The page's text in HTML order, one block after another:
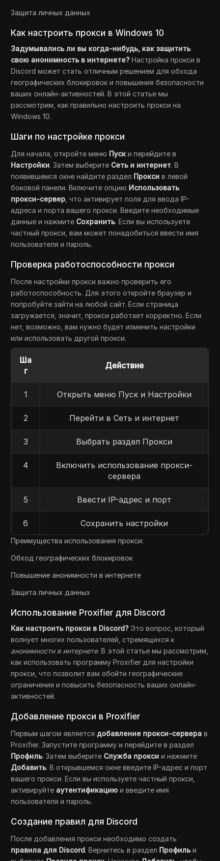
Защита личных данных
Как настроить прокси в Windows 10
Задумывались ли вы когда-нибудь, как защитить
свою анонимность в интернете? Настройка прокси в
Discord может стать отличным решением для обхода
географических блокировок и повышения безопасности
ваших онлайн-активностей. В этой статье мы
рассмотрим, как правильно настроить прокси на
Windows 10.
Шаги по настройке прокси
Для начала, откройте меню Пуски перейдите в
Настройки. Затем выберите Сеть и интернет. В
появившемся окне найдите раздел Прокси в левой
боковой панели. Включите опцию Использовать
прокси-сервер , что активирует поля для ввода IP-
адреса и порта вашего прокси. Введите необходимые
данные и нажмите Сохранить. Если вы используете
частный прокси, вам может понадобиться ввести имя
пользователя и пароль.
Проверка работоспособности прокси
После настройки прокси важно проверить его
работоспособность. Для этого откройте браузер и
попробуйте зайти на любой сайт. Если страница
загружается, значит, прокси работает корректно. Если
нет, возможно, вам нужно будет изменить настройки
или использовать другой прокси.
Ша
г
Действие
1 Открыть меню Пуск и Настройки
2 Перейти в Сеть и интернет
3 Выбрать раздел Прокси
4
Включить использование прокси-
сервера
5 Ввести IP-адрес и порт
6 Сохранить настройки
Преимущества использования прокси:
Обход географических блокировок
Повышение анонимности в интернете
Защита личных данных
Использование Proxifier для Discord
Как настроить прокси в Discord? Это вопрос, который
волнует многих пользователей, стремящихся к
анонимности в интернете. В этой статье мы рассмотрим,
как использовать программу Proxifier для настройки
прокси, что позволит вам обойти географические
ограничения и повысить безопасность ваших онлайн-
активностей.
Добавление прокси в Proxifier
Первым шагом является добавление прокси-сервера в
Proxifier. Запустите программу и перейдите в раздел
Профиль. Затем выберите Служба прокси и нажмите
Добавить. В открывшемся окне введите IP-адрес и порт
вашего прокси. Если вы используете частный прокси,
активируйте аутентификацию и введите имя
пользователя и пароль.
Создание правил для Discord
После добавления прокси необходимо создать
правила для Discord. Вернитесь в раздел Профиль и